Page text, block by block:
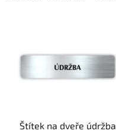
Štítek na dveře údržba